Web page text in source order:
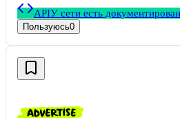
APIУ сети есть
Пользуюсь0